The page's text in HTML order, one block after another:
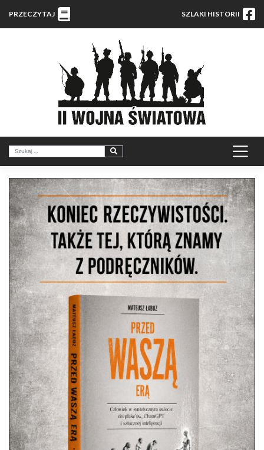
PRZECZYTAJ SZLAKI HISTORII